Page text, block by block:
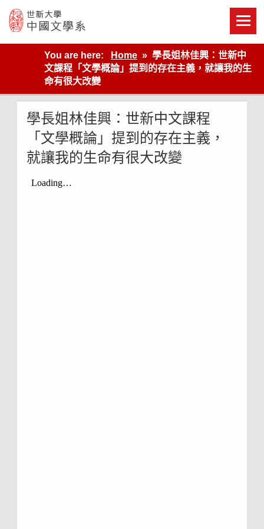
content
世新大學教學單位的網站
You are here:
Home
學長姐林佳興：世新中
文課程「文學概論」提到的存在主義，就讓我的生
命有很大改變
學長姐林佳興：世新中文課程
「文學概論」提到的存在主義，
就讓我的生命有很大改變